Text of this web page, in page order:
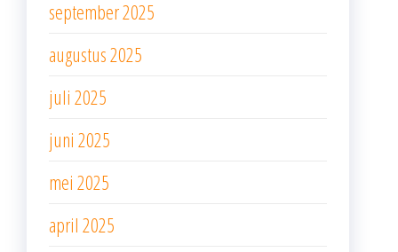
september 2025
augustus 2025
juli 2025
juni 2025
mei 2025
april 2025